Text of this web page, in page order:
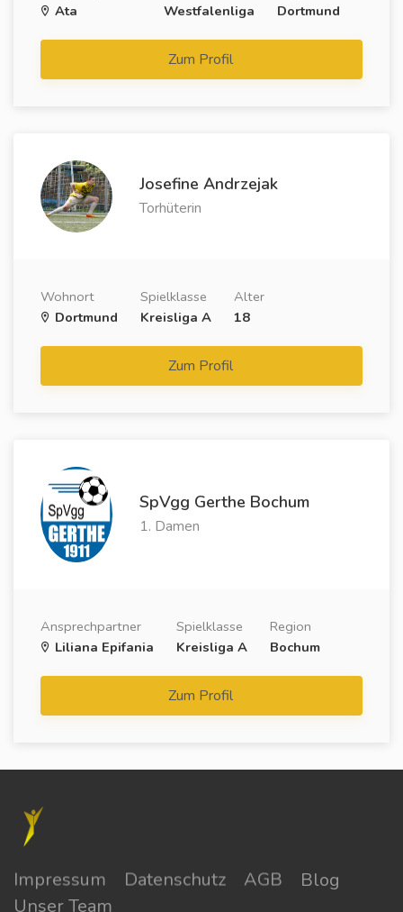
Ata
Westfalenliga
Dortmund
Zum Profil
Josefine Andrzejak
Torhüterin
Wohnort
Dortmund
Spielklasse
Kreisliga A
Alter
18
Zum Profil
SpVgg Gerthe Bochum
1. Damen
Ansprechpartner
Liliana Epifania
Spielklasse
Kreisliga A
Region
Bochum
Zum Profil
Impressum Datenschutz AGB
Blog
Unser Team